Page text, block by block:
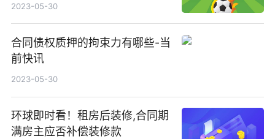
2023-05-30
合同债权质押的拘束力有哪些-当
前快讯
2023-05-30
环球即时看！租房后装修,合同期
满房主应否补偿装修款